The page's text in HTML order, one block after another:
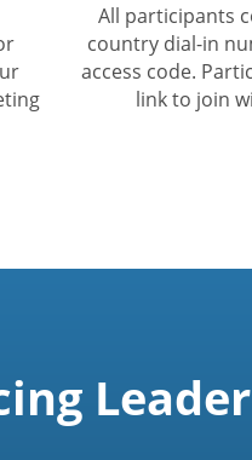
All participants
country dial-in
access code.
link to join
Leader